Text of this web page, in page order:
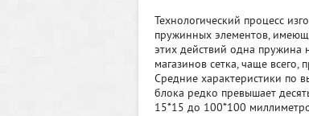
Технологический процесс
пружинных элементов,
этих действий одна пружина
магазинов сетка, чаще
Средние характеристики по
блока редко превышает
15*15 до 100*100